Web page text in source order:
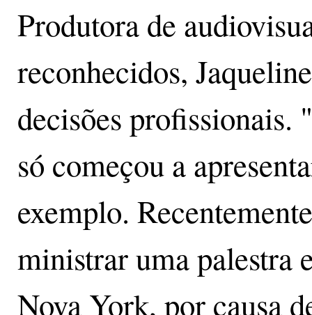
Produtora de
reconhecidos,
decisões profissionais.
só começou a
exemplo.
ministrar uma palestra
Nova York, por causa